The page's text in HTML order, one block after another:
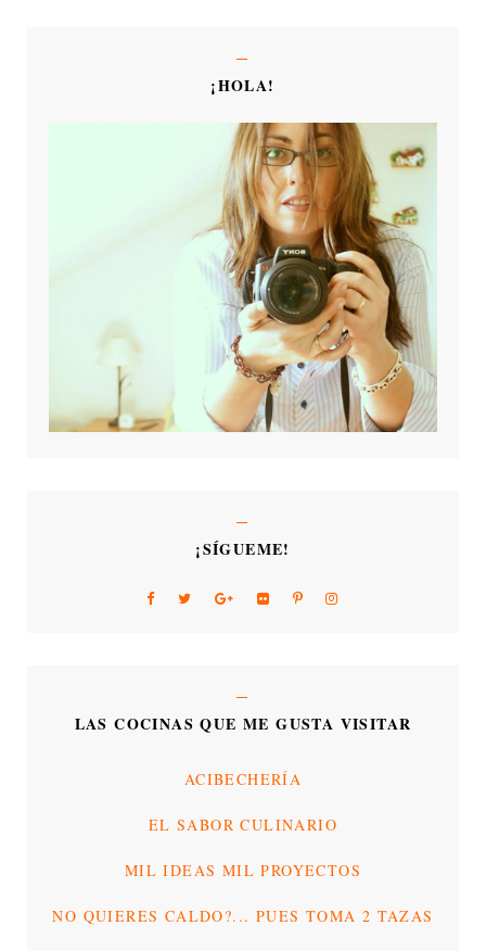
¡HOLA!
¡SÍGUEME!
LAS COCINAS QUE ME GUSTA VISITAR
ACIBECHERÍA
EL SABOR CULINARIO
MIL IDEAS MIL PROYECTOS
NO QUIERES CALDO?... PUES TOMA 2 TAZAS